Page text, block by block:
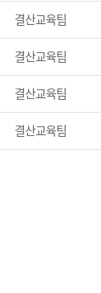
결산교육팀
결산교육팀
결산교육팀
결산교육팀